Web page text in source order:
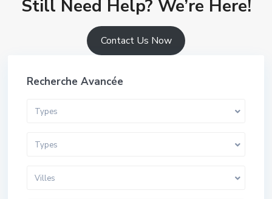
Still Need Help? We’re Here!
Contact Us Now
Recherche Avancée
Types
Types
Villes